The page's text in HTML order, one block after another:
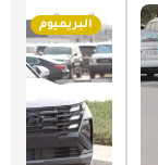
البريميوم